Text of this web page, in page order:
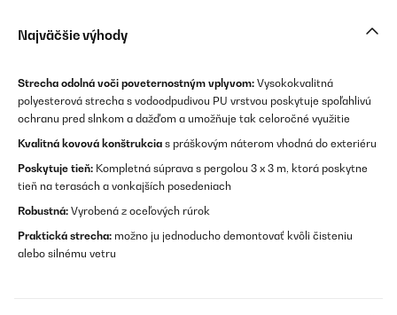
Najväčšie výhody
Strecha odolná voči poveternostným vplyvom: Vysokokvalitná
polyesterová strecha s vodoodpudivou PU vrstvou poskytuje spoľahlivú
ochranu pred slnkom a dažďom a umožňuje tak celoročné využitie
Kvalitná kovová konštrukcia s práškovým náterom vhodná do exteriéru
Poskytuje tieň: Kompletná súprava s pergolou 3 x 3 m, ktorá poskytne
tieň na terasách a vonkajších posedeniach
Robustná: Vyrobená z oceľových rúrok
Praktická strecha: možno ju jednoducho demontovať kvôli čisteniu
alebo silnému vetru